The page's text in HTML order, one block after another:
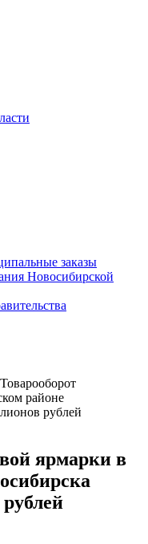
заказы
Новосибирской
Товарооборот
районе
рублей
ярмарки в